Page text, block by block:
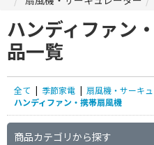
ハンディファン
品一覧
全て | 季節家電 | 扇風機・サーキ
ハンディファン・携帯扇風機
商品カテゴリから探す